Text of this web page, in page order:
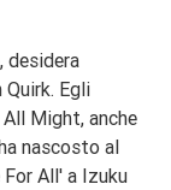
desidera
Egli
Might, anche
nascosto al
All' a Izuku